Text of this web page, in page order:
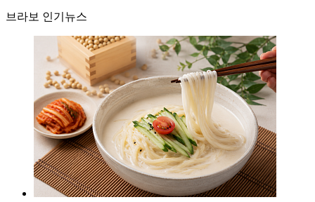
브라보 인기뉴스